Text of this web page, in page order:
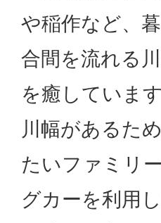
や稲作など、
合間を流れる
を癒していま
川幅があるた
たいファミリ
グカーを利用